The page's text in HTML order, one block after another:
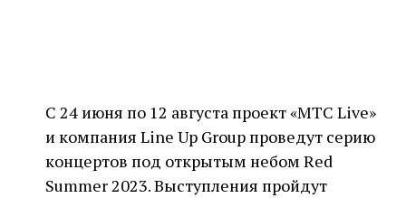
С 24 июня по 12 августа проект «МТС Live»
и компания Line Up Group проведут серию
концертов под открытым небом Red
Summer 2023. Выступления пройдут